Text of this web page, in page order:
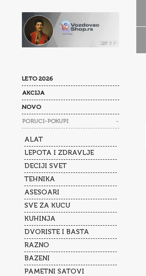
LETO 2026
AKCIJA
NOVO
PORUCI-POKUPI -
ALAT
LEPOTA I ZDRAVLJE
DECIJI SVET
TEHNIKA
ASESOARI
SVE ZA KUCU
KUHINJA
DVORISTE I BASTA
RAZNO
BAZENI
PAMETNI SATOVI